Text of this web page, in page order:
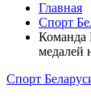
Главная
Спорт
Команда
медалей
Спорт